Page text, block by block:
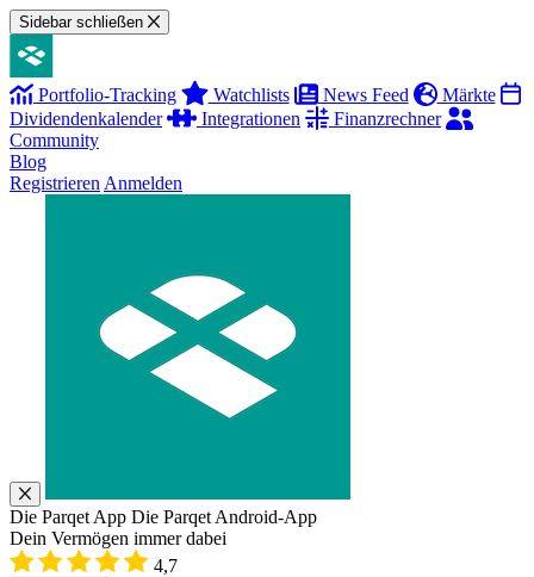
Sidebar schließen
Portfolio-Tracking Watchlists News Feed
Märkte
Dividendenkalender
Integrationen
Finanzrechner
Community
Blog
Registrieren Anmelden
Die Parqet App Die Parqet Android-App
Dein Vermögen immer dabei
4,7